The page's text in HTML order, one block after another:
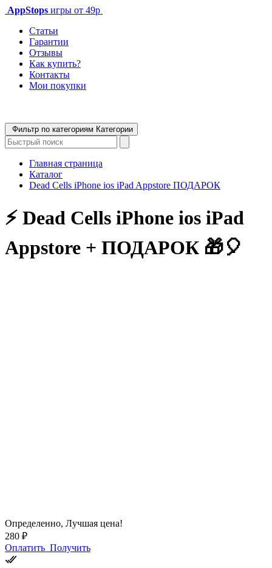
AppStops игры от 49р
Статьи
Гарантии
Отзывы
Как купить?
Контакты
Мои покупки
Фильтр по категориям Категории
Главная страница
Каталог
Dead Cells iPhone ios iPad Appstore ПОДАРОК
⚡️ Dead Cells iPhone ios iPad
Appstore + ПОДАРОК 🎁🎈
Определенно, Лучшая цена!
280 ₽
Оплатить Получить